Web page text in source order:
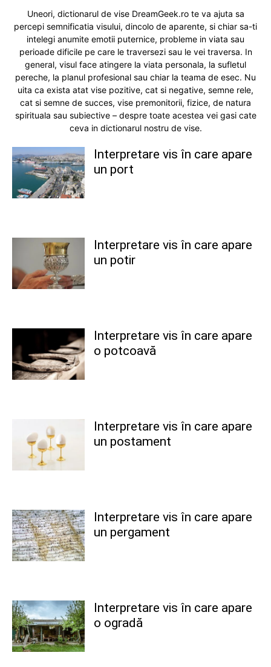
Uneori, dictionarul de vise DreamGeek.ro te va ajuta sa
percepi semnificatia visului, dincolo de aparente, si chiar sa-ti
intelegi anumite emotii puternice, probleme in viata sau
perioade dificile pe care le traversezi sau le vei traversa. In
general, visul face atingere la viata personala, la sufletul
pereche, la planul profesional sau chiar la teama de esec. Nu
uita ca exista atat vise pozitive, cat si negative, semne rele,
cat si semne de succes, vise premonitorii, fizice, de natura
spirituala sau subiective – despre toate acestea vei gasi cate
ceva in dictionarul nostru de vise.
Interpretare vis în care apare
un port
Interpretare vis în care apare
un potir
Interpretare vis în care apare
o potcoavă
Interpretare vis în care apare
un postament
Interpretare vis în care apare
un pergament
Interpretare vis în care apare
o ogradă